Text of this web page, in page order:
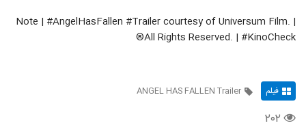
Note | #AngelHasFallen #Trailer courtesy of Universum Film. |
All Rights Reserved. | #KinoCheck®
فیلم ANGEL HAS FALLEN Trailer
۲۰۲